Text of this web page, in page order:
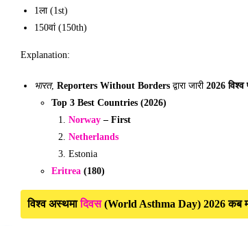
1ला (1st)
150वां (150th)
Explanation:
भारत, Reporters Without Borders द्वारा जारी2026
Top 3 Best Countries (2026)
Norway – First
Netherlands
Estonia
Eritrea (180)
विश्व अस्थमादिवस(World Asthma Day) 2026 कब